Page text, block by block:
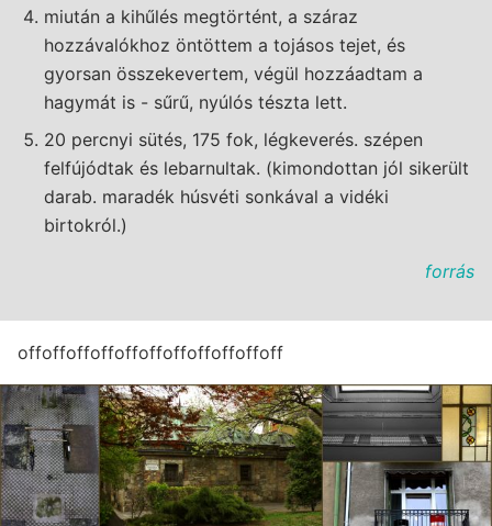
miután a kihűlés megtörtént, a száraz
hozzávalókhoz öntöttem a tojásos tejet, és
gyorsan összekevertem, végül hozzáadtam a
hagymát is - sűrű, nyúlós tészta lett.
20 percnyi sütés, 175 fok, légkeverés. szépen
felfújódtak és lebarnultak. (kimondottan jól sikerült
darab. maradék húsvéti sonkával a vidéki
birtokról.)
forrás
offoffoffoffoffoffoffoffoffoffoff